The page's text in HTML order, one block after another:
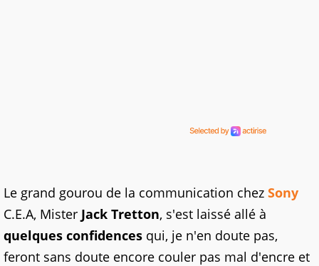
Le grand gourou de la communication chez Sony
C.E.A, Mister Jack Tretton, s'est laissé allé à
quelques confidences qui, je n'en doute pas,
feront sans doute encore couler pas mal d'encre et